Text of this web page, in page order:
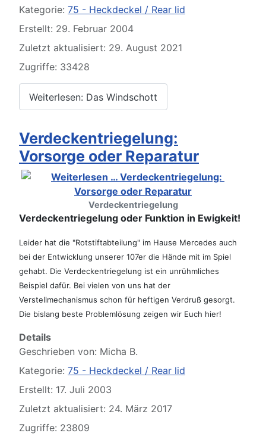
Kategorie: 75 - Heckdeckel / Rear lid
Erstellt: 29. Februar 2004
Zuletzt aktualisiert: 29. August 2021
Zugriffe: 33428
Weiterlesen: Das Windschott
Verdeckentriegelung:
Vorsorge oder Reparatur
Verdeckentriegelung
Verdeckentriegelung oder Funktion in Ewigkeit!
Leider hat die "Rotstiftabteilung" im Hause Mercedes auch
bei der Entwicklung unserer 107er die Hände mit im Spiel
gehabt. Die Verdeckentriegelung ist ein unrühmliches
Beispiel dafür. Bei vielen von uns hat der
Verstellmechanismus schon für heftigen Verdruß gesorgt.
Die bislang beste Problemlösung zeigen wir Euch hier!
Details
Geschrieben von: Micha B.
Kategorie: 75 - Heckdeckel / Rear lid
Erstellt: 17. Juli 2003
Zuletzt aktualisiert: 24. März 2017
Zugriffe: 23809